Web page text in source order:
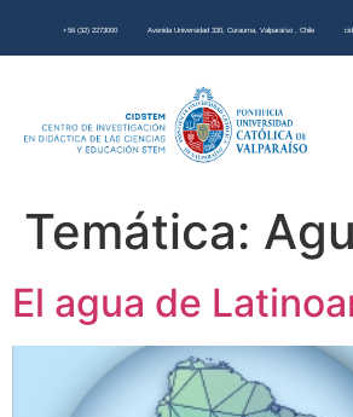
+56 (32) 2273000 Avenida Universidad 330, Curauma, Valparaíso , Chile
Temática:
El agua de